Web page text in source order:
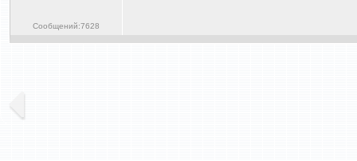
Сообщений:7628